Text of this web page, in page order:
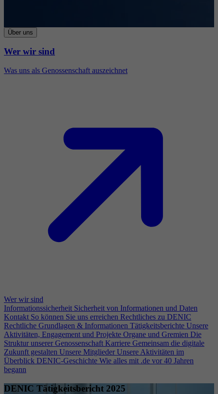
Über uns
Wer wir sind
Was uns als Genossenschaft auszeichnet
Wer wir sind
Informationssicherheit Sicherheit von Informationen und Daten
Kontakt So können Sie uns erreichen Rechtliches zu DENIC
Rechtliche Grundlagen & Informationen Tätigkeitsberichte Unsere
Aktivitäten, Engagement und Projekte Organe und Gremien Die
Struktur unserer Genossenschaft Karriere Gemeinsam die digitale
Zukunft gestalten Unsere Mitglieder Unsere Aktivitäten im
Überblick DENIC-Geschichte Wie alles mit .de vor 40 Jahren
begann
DENIC Tätigkeitsbericht 2025